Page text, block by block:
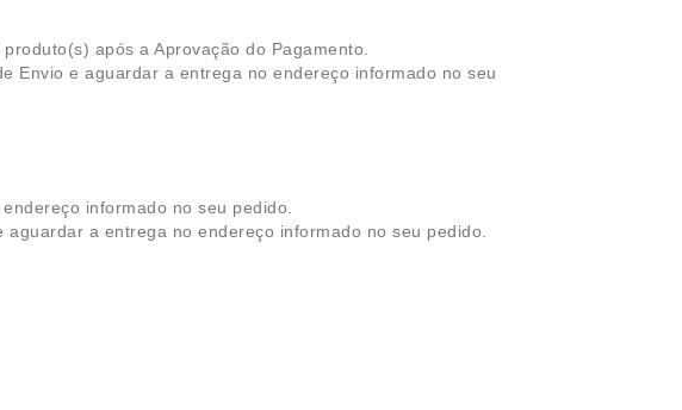
após a Aprovação do Pagamento.
Envio e aguardar a entrega no endereço informado no seu
informado no seu pedido.
a entrega no endereço informado no seu pedido.